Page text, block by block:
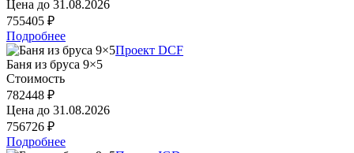
Цена до 31.08.2026
755405 ₽
Подробнее
Проект DCF
Баня из бруса 9×5
Стоимость
782448 ₽
Цена до 31.08.2026
756726 ₽
Подробнее